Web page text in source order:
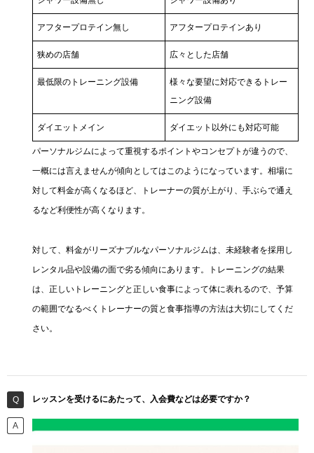
アフタープロテイン無し アフタープロテインあり
狭めの店舗 広々とした店舗
最低限のトレーニング設備
様々な要望に対応できるトレー
ニング設備
ダイエットメイン ダイエット以外にも対応可能
パーソナルジムによって重視するポイントやコンセプトが違うので、
一概には言えませんが傾向としてはこのようになっています。相場に
対して料金が高くなるほど、トレーナーの質が上がり、手ぶらで通え
るなど利便性が高くなります。
対して、料金がリーズナブルなパーソナルジムは、未経験者を採用し
レンタル品や設備の面で劣る傾向にあります。トレーニングの結果
は、正しいトレーニングと正しい食事によって体に表れるので、予算
の範囲でなるべくトレーナーの質と食事指導の方法は大切にしてくだ
さい。
レッスンを受けるにあたって、入会費などは必要ですか？